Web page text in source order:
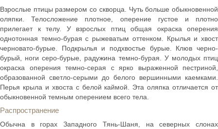
Взрослые птицы размером со скворца. Чуть больше обыкновенной
оляпки. Телосложение плотное, оперение густое и плотно
прилегает к телу. У взрослых птиц общая окраска оперения
однотонная темно-бурая с рыжеватым оттенком. Крылья и хвост
черновато-бурые. Подкрылья и подхвостье бурые. Клюв черно-
бурый, ноги серо-бурые, радужина темно-бурая. У молодых птиц
окраска оперения темно-серая с ярко выраженной пестриной,
образованной светло-серыми до белого вершинными каемками.
Перья крыла и хвоста с белой каймой. Эта оляпка отличается от
обыкновенной темным оперением всего тела.
Распространение
Обычна в горах Западного Тянь-Шаня, на северных слонах